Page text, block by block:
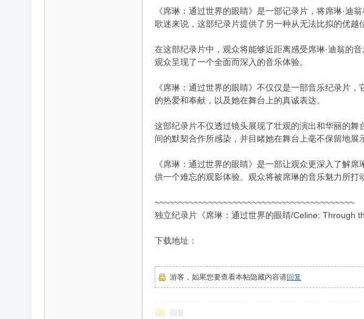
《席琳：通过世界的眼睛》是一部记录片，将席琳·迪
歌迷来说，这部纪录片提供了另一种从无法比拟的优越
在这部纪录片中，观众将能够近距离感受席琳·迪翁的
观众呈现了一个全面而深入的音乐体验。
《席琳：通过世界的眼睛》不仅仅是一部音乐纪录片
的热爱和奉献，以及她在舞台上的真诚表达。
这部纪录片不仅透过镜头展现了壮观的演出和华丽的
间的默契合作所感染，并目睹她在舞台上毫不保留地展
《席琳：通过世界的眼睛》是一部让观众更深入了解
供一个难忘的观影体验。观众将被席琳的音乐魅力所打
~~~~~~~~~~~~~~~~~~~~~~~~~~~~~~~~~~~~~~~~~
独立纪录片《席琳：通过世界的眼睛/Celine: Through
下载地址：
游客，如果您要查看本帖隐藏内容请回复
回复